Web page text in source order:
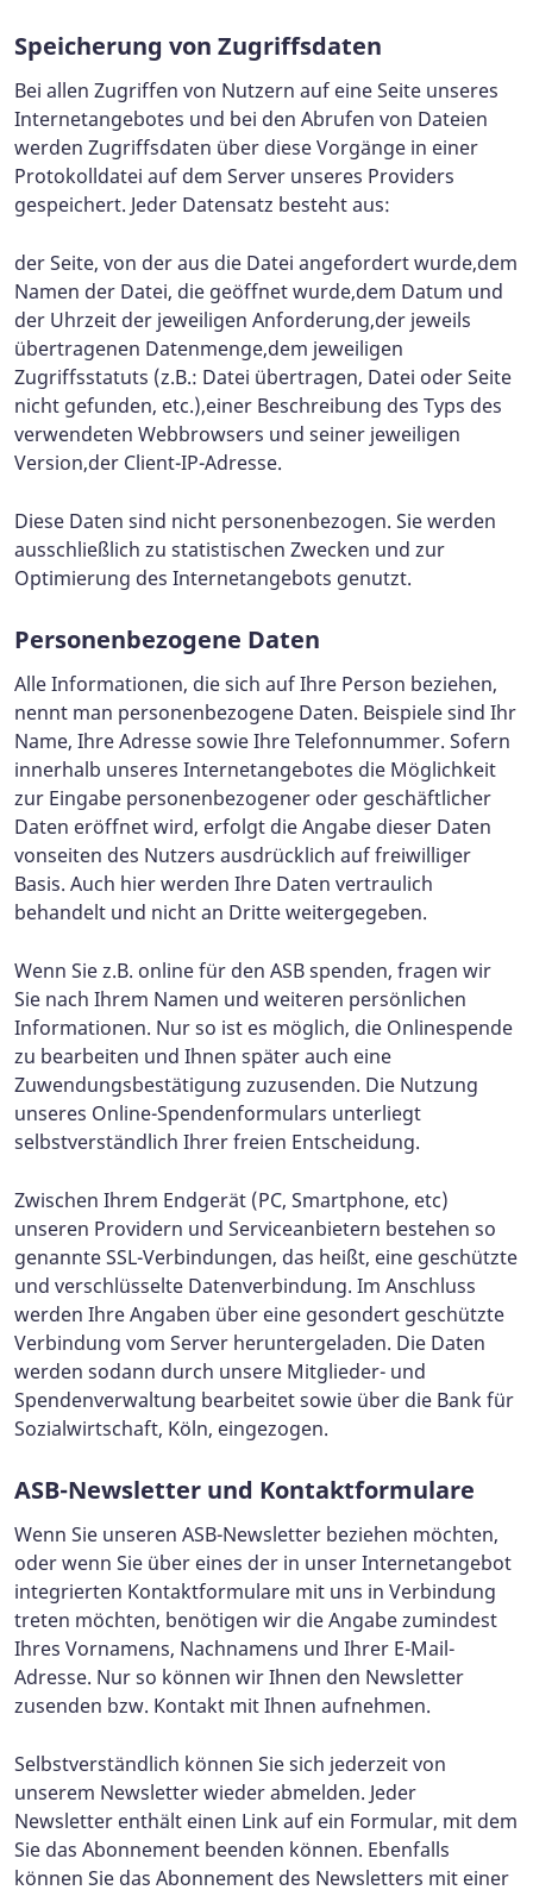
Speicherung von Zugriffsdaten
Bei allen Zugriffen von Nutzern auf eine Seite unseres
Internetangebotes und bei den Abrufen von Dateien
werden Zugriffsdaten über diese Vorgänge in einer
Protokolldatei auf dem Server unseres Providers
gespeichert. Jeder Datensatz besteht aus:
der Seite, von der aus die Datei angefordert wurde,dem
Namen der Datei, die geöffnet wurde,dem Datum und
der Uhrzeit der jeweiligen Anforderung,der jeweils
übertragenen Datenmenge,dem jeweiligen
Zugriffsstatuts (z.B.: Datei übertragen, Datei oder Seite
nicht gefunden, etc.),einer Beschreibung des Typs des
verwendeten Webbrowsers und seiner jeweiligen
Version,der Client-IP-Adresse.
Diese Daten sind nicht personenbezogen. Sie werden
ausschließlich zu statistischen Zwecken und zur
Optimierung des Internetangebots genutzt.
Personenbezogene Daten
Alle Informationen, die sich auf Ihre Person beziehen,
nennt man personenbezogene Daten. Beispiele sind Ihr
Name, Ihre Adresse sowie Ihre Telefonnummer. Sofern
innerhalb unseres Internetangebotes die Möglichkeit
zur Eingabe personenbezogener oder geschäftlicher
Daten eröffnet wird, erfolgt die Angabe dieser Daten
vonseiten des Nutzers ausdrücklich auf freiwilliger
Basis. Auch hier werden Ihre Daten vertraulich
behandelt und nicht an Dritte weitergegeben.
Wenn Sie z.B. online für den ASB spenden, fragen wir
Sie nach Ihrem Namen und weiteren persönlichen
Informationen. Nur so ist es möglich, die Onlinespende
zu bearbeiten und Ihnen später auch eine
Zuwendungsbestätigung zuzusenden. Die Nutzung
unseres Online-Spendenformulars unterliegt
selbstverständlich Ihrer freien Entscheidung.
Zwischen Ihrem Endgerät (PC, Smartphone, etc)
unseren Providern und Serviceanbietern bestehen so
genannte SSL-Verbindungen, das heißt, eine geschützte
und verschlüsselte Datenverbindung. Im Anschluss
werden Ihre Angaben über eine gesondert geschützte
Verbindung vom Server heruntergeladen. Die Daten
werden sodann durch unsere Mitglieder- und
Spendenverwaltung bearbeitet sowie über die Bank für
Sozialwirtschaft, Köln, eingezogen.
ASB-Newsletter und Kontaktformulare
Wenn Sie unseren ASB-Newsletter beziehen möchten,
oder wenn Sie über eines der in unser Internetangebot
integrierten Kontaktformulare mit uns in Verbindung
treten möchten, benötigen wir die Angabe zumindest
Ihres Vornamens, Nachnamens und Ihrer E-Mail-
Adresse. Nur so können wir Ihnen den Newsletter
zusenden bzw. Kontakt mit Ihnen aufnehmen.
Selbstverständlich können Sie sich jederzeit von
unserem Newsletter wieder abmelden. Jeder
Newsletter enthält einen Link auf ein Formular, mit dem
Sie das Abonnement beenden können. Ebenfalls
können Sie das Abonnement des Newsletters mit einer